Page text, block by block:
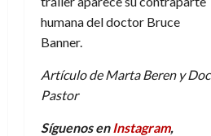
humana del doctor Bruce
Banner.
Artículo de Marta Beren y Doc
Pastor
Síguenos enInstagram,